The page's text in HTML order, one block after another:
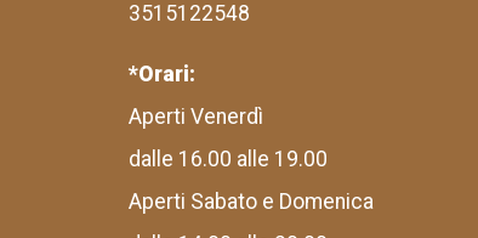
3515122548
*Orari:
Aperti Venerdì
dalle 16.00 alle 19.00
Aperti Sabato e Domenica